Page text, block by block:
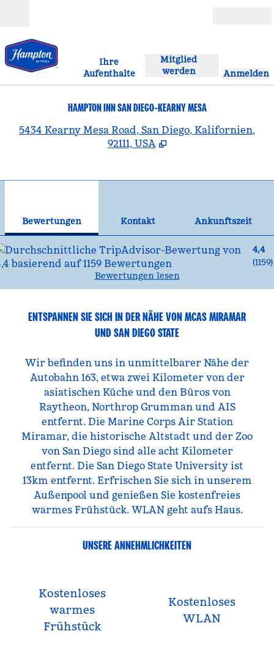
Ihre
Aufenthalte
Mitglied
werden
Anmelden
HAMPTON INN SAN DIEGO-KEARNY MESA
5434 Kearny Mesa Road, San Diego, Kalifornien,
92111, USA
Bewertungen Kontakt
Ankunftszeit
4,4
(1159)
Bewertungen lesen
ENTSPANNEN SIE SICH IN DER NÄHE VON MCAS MIRAMAR
UND SAN DIEGO STATE
Wir befinden uns in unmittelbarer Nähe der
Autobahn 163, etwa zwei Kilometer von der
asiatischen Küche und den Büros von
Raytheon, Northrop Grumman und AIS
entfernt. Die Marine Corps Air Station
Miramar, die historische Altstadt und der Zoo
von San Diego sind alle acht Kilometer
entfernt. Die San Diego State University ist
13km entfernt. Erfrischen Sie sich in unserem
Außenpool und genießen Sie kostenfreies
warmes Frühstück. WLAN geht aufs Haus.
UNSERE ANNEHMLICHKEITEN
Kostenloses
warmes
Frühstück
Kostenloses
WLAN